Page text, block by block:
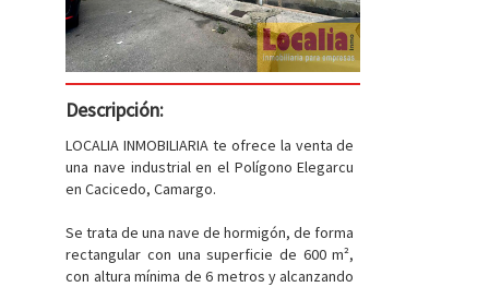
Descripción:
LOCALIA INMOBILIARIA te ofrece la venta de
una nave industrial en el Polígono Elegarcu
en Cacicedo, Camargo.
Se trata de una nave de hormigón, de forma
rectangular con una superficie de 600 m²,
con altura mínima de 6 metros y alcanzando